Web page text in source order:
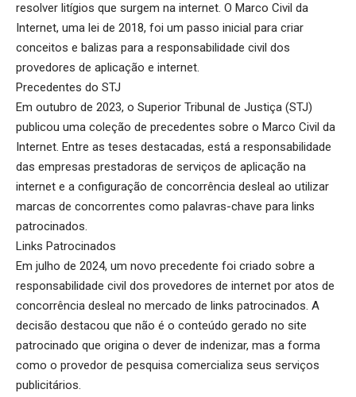
resolver litígios que surgem na internet. O Marco Civil da
Internet, uma lei de 2018, foi um passo inicial para criar
conceitos e balizas para a responsabilidade civil dos
provedores de aplicação e internet.
Precedentes do STJ
Em outubro de 2023, o Superior Tribunal de Justiça (STJ)
publicou uma coleção de precedentes sobre o Marco Civil da
Internet. Entre as teses destacadas, está a responsabilidade
das empresas prestadoras de serviços de aplicação na
internet e a configuração de concorrência desleal ao utilizar
marcas de concorrentes como palavras-chave para links
patrocinados.
Links Patrocinados
Em julho de 2024, um novo precedente foi criado sobre a
responsabilidade civil dos provedores de internet por atos de
concorrência desleal no mercado de links patrocinados. A
decisão destacou que não é o conteúdo gerado no site
patrocinado que origina o dever de indenizar, mas a forma
como o provedor de pesquisa comercializa seus serviços
publicitários.